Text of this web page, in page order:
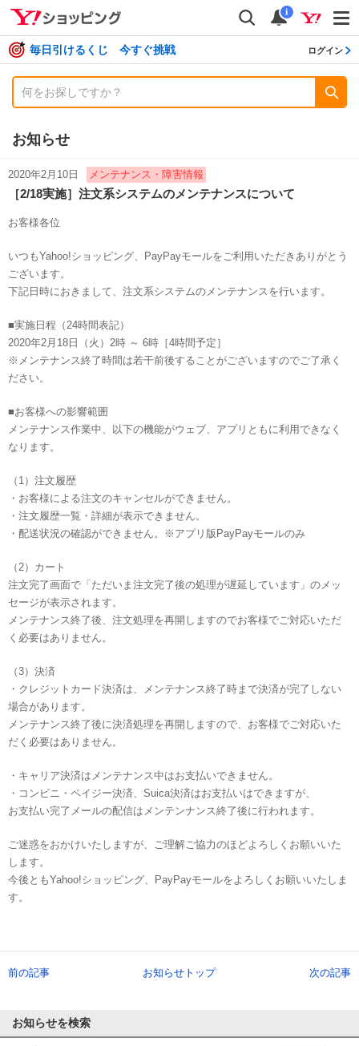
検索
通知
i
毎日引けるくじ 今すぐ挑戦 ログイン
お知らせ
2020年2月10日 メンテナンス・障害情報
［2/18実施］注文系システムのメンテナンスについて
お客様各位
いつもYahoo!ショッピング、PayPayモールをご利用いただきありがとう
ございます。
下記日時におきまして、注文系システムのメンテナンスを行います。
■実施日程（24時間表記）
2020年2月18日（火）2時 ～ 6時［4時間予定］
※メンテナンス終了時間は若干前後することがございますのでご了承く
ださい。
■お客様への影響範囲
メンテナンス作業中、以下の機能がウェブ、アプリともに利用できなく
なります。
（1）注文履歴
・お客様による注文のキャンセルができません。
・注文履歴一覧・詳細が表示できません。
・配送状況の確認ができません。※アプリ版PayPayモールのみ
（2）カート
注文完了画面で「ただいま注文完了後の処理が遅延しています」のメッ
セージが表示されます。
メンテナンス終了後、注文処理を再開しますのでお客様でご対応いただ
く必要はありません。
（3）決済
・クレジットカード決済は、メンテナンス終了時まで決済が完了しない
場合があります。
メンテナンス終了後に決済処理を再開しますので、お客様でご対応いた
だく必要はありません。
・キャリア決済はメンテナンス中はお支払いできません。
・コンビニ・ペイジー決済、Suica決済はお支払いはできますが、
お支払い完了メールの配信はメンテンナンス終了後に行われます。
ご迷惑をおかけいたしますが、ご理解ご協力のほどよろしくお願いいた
します。
今後ともYahoo!ショッピング、PayPayモールをよろしくお願いいたしま
す。
前の記事 お知らせトップ 次の記事
お知らせを検索